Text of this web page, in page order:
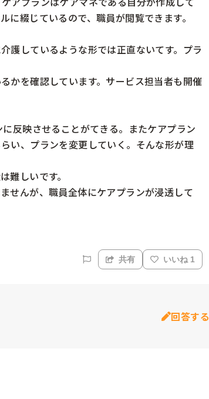
に綴じているので、職員が閲覧できます。
護しているような形では正直ないてす。プラ
かを確認しています。サービス担当者も開催
反映させることがてきる。またケアプラン
い、プランを変更していく。そんな形が理
難しいです。
せんが、職員全体にケアプランが浸透して
共有 いいね 1
回答する